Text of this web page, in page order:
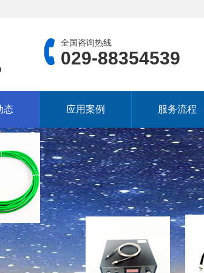
全国咨询热线
029-88354539
态 应用案例 服务流程